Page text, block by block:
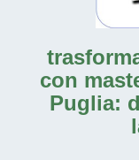
con
Puglia: